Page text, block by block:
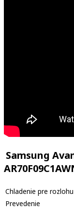
Samsung
Chladenie pre
Prevedenie